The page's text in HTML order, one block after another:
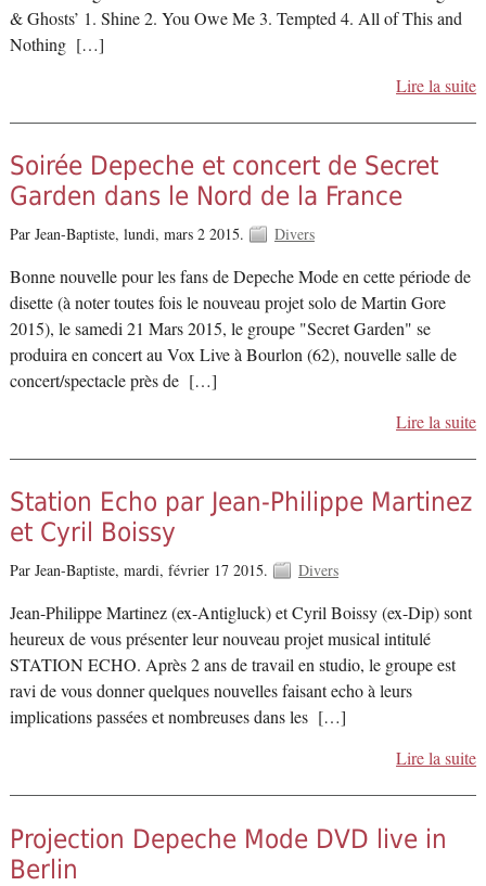
& Ghosts’ 1. Shine 2. You Owe Me 3. Tempted 4. All of This and
Nothing […]
Lire la suite
Soirée Depeche et concert de Secret
Garden dans le Nord de la France
Par Jean-Baptiste, lundi, mars 2 2015. Divers
Bonne nouvelle pour les fans de Depeche Mode en cette période de
disette (à noter toutes fois le nouveau projet solo de Martin Gore
2015), le samedi 21 Mars 2015, le groupe "Secret Garden" se
produira en concert au Vox Live à Bourlon (62), nouvelle salle de
concert/spectacle près de […]
Lire la suite
Station Echo par Jean-Philippe Martinez
et Cyril Boissy
Par Jean-Baptiste, mardi, février 17 2015. Divers
Jean-Philippe Martinez (ex-Antigluck) et Cyril Boissy (ex-Dip) sont
heureux de vous présenter leur nouveau projet musical intitulé
STATION ECHO. Après 2 ans de travail en studio, le groupe est
ravi de vous donner quelques nouvelles faisant echo à leurs
implications passées et nombreuses dans les […]
Lire la suite
Projection Depeche Mode DVD live in
Berlin